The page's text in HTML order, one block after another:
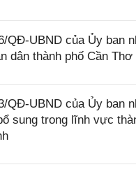
QĐ-UBND của Ủy ban
dân thành phố Cần Thơ
QĐ-UBND của Ủy ban
sung trong lĩnh vực